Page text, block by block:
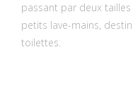
passant par deux
petits lave-mains,
toilettes.